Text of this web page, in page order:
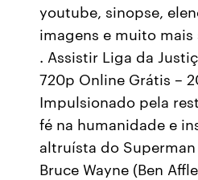
youtube, sinopse,
imagens e muito
. Assistir Liga da
720p Online Grátis –
Impulsionado pela
fé na humanidade e
altruísta do
Bruce Wayne (Ben